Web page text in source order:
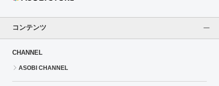
コンテンツ
CHANNEL
ASOBI CHANNEL